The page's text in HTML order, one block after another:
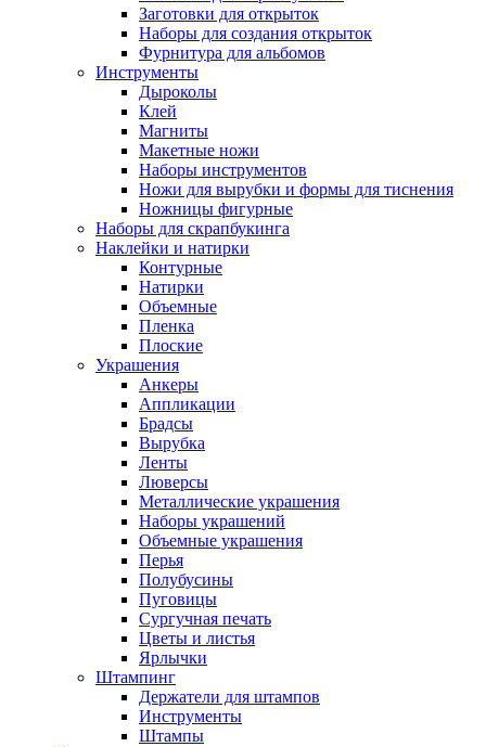
Заготовки для открыток
Наборы для создания открыток
Фурнитура для альбомов
Инструменты
Дыроколы
Клей
Магниты
Макетные ножи
Наборы инструментов
Ножи для вырубки и формы для тиснения
Ножницы фигурные
Наборы для скрапбукинга
Наклейки и натирки
Контурные
Натирки
Объемные
Пленка
Плоские
Украшения
Анкеры
Аппликации
Брадсы
Вырубка
Ленты
Люверсы
Металлические украшения
Наборы украшений
Объемные украшения
Перья
Полубусины
Пуговицы
Сургучная печать
Цветы и листья
Ярлычки
Штампинг
Держатели для штампов
Инструменты
Штампы